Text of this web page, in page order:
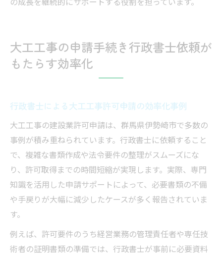
大工工事の申請手続き行政書士依頼が
もたらす効率化
行政書士による大工工事許可申請の効率化事例
大工工事の建設業許可申請は、群馬県伊勢崎市で多数の
事例が積み重ねられています。行政書士に依頼すること
で、複雑な書類作成や法令要件の整理がスムーズにな
り、許可取得までの時間短縮が実現します。実際、専門
知識を活用した申請サポートによって、必要書類の不備
や手戻りが大幅に減少したケースが多く報告されていま
す。
例えば、許可要件のうち経営業務の管理責任者や専任技
術者の証明書類の準備では、行政書士が事前に必要資料